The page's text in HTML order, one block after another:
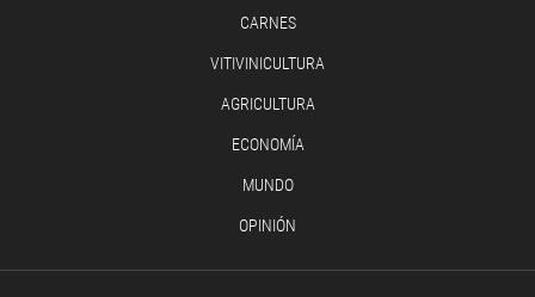
CARNES
VITIVINICULTURA
AGRICULTURA
ECONOMÍA
MUNDO
OPINIÓN